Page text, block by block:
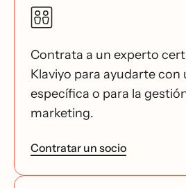
Contrata a un experto
Klaviyo para ayudarte con
específica o para la
marketing.
Contratar un socio